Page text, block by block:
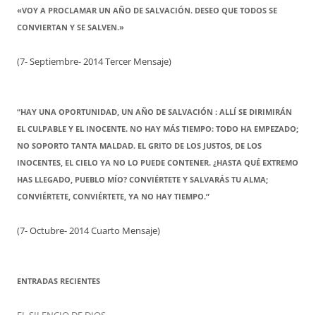
«VOY A PROCLAMAR UN AÑO DE SALVACIÓN. DESEO QUE TODOS SE
CONVIERTAN Y SE SALVEN.»
(7- Septiembre- 2014 Tercer Mensaje)
“HAY UNA OPORTUNIDAD, UN AÑO DE SALVACIÓN : ALLÍ SE DIRIMIRÁN
EL CULPABLE Y EL INOCENTE. NO HAY MÁS TIEMPO: TODO HA EMPEZADO;
NO SOPORTO TANTA MALDAD. EL GRITO DE LOS JUSTOS, DE LOS
INOCENTES, EL CIELO YA NO LO PUEDE CONTENER. ¿HASTA QUÉ EXTREMO
HAS LLEGADO, PUEBLO MÍO? CONVIÉRTETE Y SALVARÁS TU ALMA;
CONVIÉRTETE, CONVIÉRTETE, YA NO HAY TIEMPO.”
(7- Octubre- 2014 Cuarto Mensaje)
ENTRADAS RECIENTES